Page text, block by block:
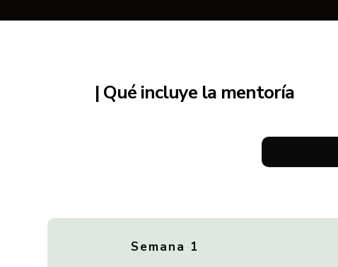
| Qué incluye la mentoría
Semana 1